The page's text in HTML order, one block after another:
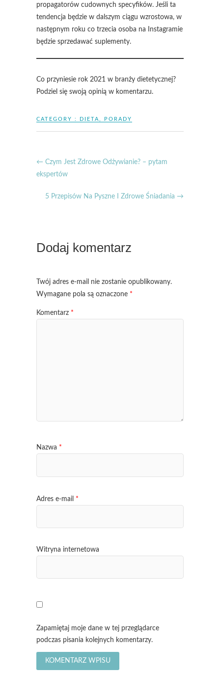
propagatorów cudownych specyfików. Jeśli ta
tendencja będzie w dalszym ciągu wzrostowa, w
następnym roku co trzecia osoba na Instagramie
będzie sprzedawać suplementy.
Co przyniesie rok 2021 w branży dietetycznej?
Podziel się swoją opinią w komentarzu.
CATEGORY : DIETA PORADY
← Czym Jest Zdrowe Odżywianie? – pytam
ekspertów
5 Przepisów Na Pyszne I Zdrowe Śniadania →
Dodaj komentarz
Twój adres e-mail nie zostanie opublikowany.
Wymagane pola są oznaczone *
Komentarz *
Nazwa *
Adres e-mail *
Witryna internetowa
Zapamiętaj moje dane w tej przeglądarce
podczas pisania kolejnych komentarzy.